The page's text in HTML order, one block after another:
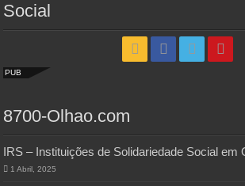
Social
PUB
8700-Olhao.com
IRS – Instituições de Solidariedade Social em
1 Abril, 2025